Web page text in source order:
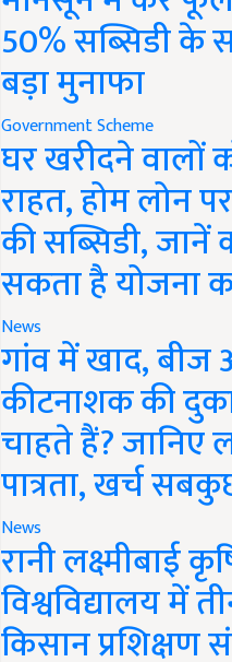
50% सब्सिडी के
बड़ा मुनाफा
Government Scheme
घर खरीदने वालों
राहत, होम लोन
की सब्सिडी, जानें
सकता है योजना
News
गांव में खाद,
कीटनाशक की
चाहते हैं? जानिए
पात्रता, खर्च
News
रानी लक्ष्मीबाई
विश्वविद्यालय में
किसान प्रशिक्षण